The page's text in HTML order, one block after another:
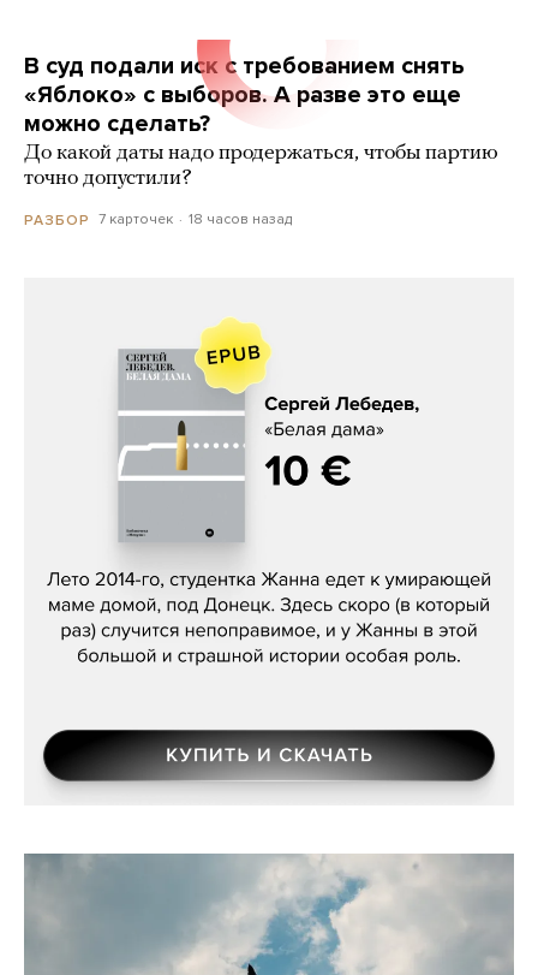
В суд подали иск с требованием снять
«Яблоко» с выборов. А разве это еще
можно сделать?
До какой даты надо продержаться, чтобы партию
точно допустили?
РАЗБОР 7 карточек 18 часов назад
Сергей Лебедев, «Белая дама»